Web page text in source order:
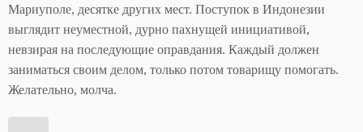
Мариуполе, десятке других мест. Поступок в Индонезии
выглядит неуместной, дурно пахнущей инициативой,
невзирая на последующие оправдания. Каждый должен
заниматься своим делом, только потом товарищу помогать.
Желательно, молча.